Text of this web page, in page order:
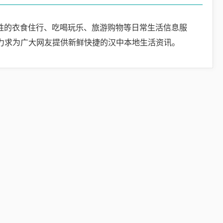
衣食住行、吃喝玩乐、旅游购物等日常生活信息服
为广大网友提供新鲜快捷的汉中本地生活资讯。